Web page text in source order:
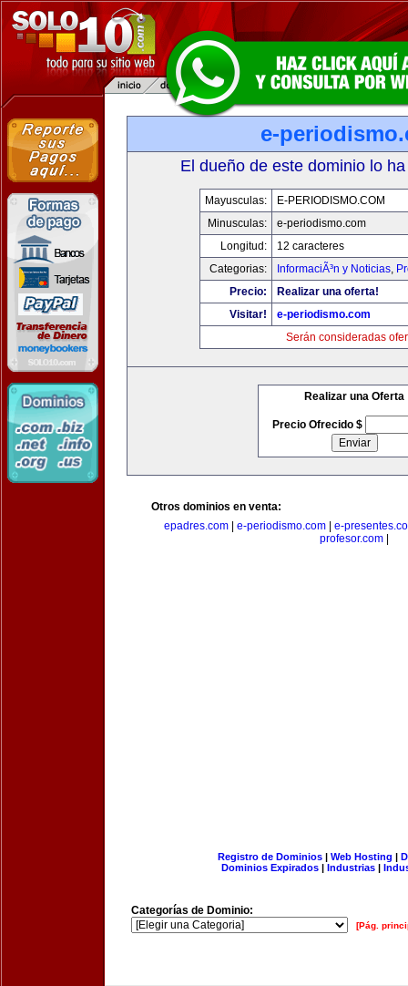
e-
El dueño de este dominio lo
Mayusculas:
E-PERIODISMO.COM
Minusculas:
e-periodismo.com
Longitud:
12 caracteres
Categorias:
InformaciÃ³n y Noticias,
Precio:
Realizar una oferta!
Visitar!
e-periodismo.com
Serán consideradas
Realizar una Oferta
Precio Ofrecido $
Otros dominios en venta:
epadres.com
e-periodismo.com
e-
profesor.com
Registro de Dominios| Web Hosting |
Dominios Expirados | Industrias |
Categorías de Dominio:
[Pág.